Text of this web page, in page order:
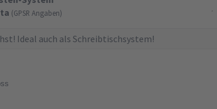
(GPSR Angaben)
Ideal auch als Schreibtischsystem!